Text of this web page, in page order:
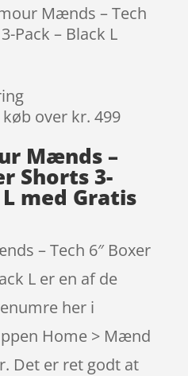
Mænds – Tech
Pack – Black L
køb over kr. 499
Mænds –
Shorts 3-
med Gratis
– Tech 6″ Boxer
L er en af de
her i
Home > Mænd
Det er ret godt at